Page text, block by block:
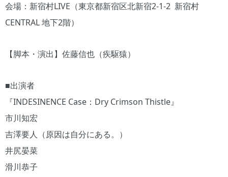
会場：新宿村LIVE（東京都新宿区北新宿2-1-2 新宿村
CENTRAL 地下2階）
【脚本・演出】佐藤信也（疾駆猿）
■出演者
『INDESINENCE Case：Dry Crimson Thistle』
市川知宏
吉澤要人（原因は自分にある。）
井尻晏菜
滑川恭子